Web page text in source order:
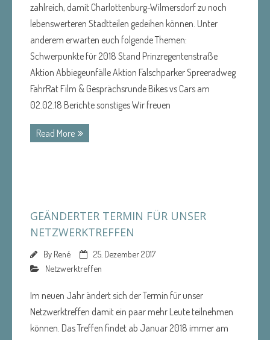
zahlreich, damit Charlottenburg-Wilmersdorf zu noch
lebenswerteren Stadtteilen gedeihen können. Unter
anderem erwarten euch folgende Themen:
Schwerpunkte für 2018 Stand Prinzregentenstraße
Aktion Abbiegeunfälle Aktion Falschparker Spreeradweg
FahrRat Film & Gesprächsrunde Bikes vs Cars am
02.02.18 Berichte sonstiges Wir freuen
Read More
GEÄNDERTER TERMIN FÜR UNSER
NETZWERKTREFFEN
By René
25. Dezember 2017
Netzwerktreffen
Im neuen Jahr ändert sich der Termin für unser
Netzwerktreffen damit ein paar mehr Leute teilnehmen
können. Das Treffen findet ab Januar 2018 immer am